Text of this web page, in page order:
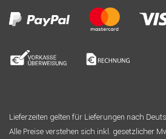
Lieferzeiten gelten für Lieferungen nach
Alle Preise verstehen sich inkl. gesetzlicher